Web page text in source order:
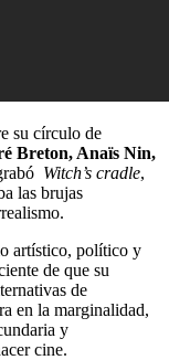
su círculo de
Breton, Anaïs Nin,
Witch’s cradle,
las brujas
artístico, político y
de que su
de
en la marginalidad,
y
cine.